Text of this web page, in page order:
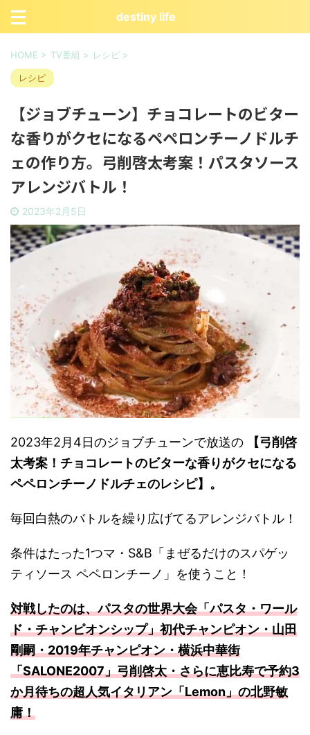
destiny life
HOME > TV番組 > レシピ >
レシピ
【ジョブチューン】チョコレートのビター
な香りがクセになるペペロンチーノドルチ
ェの作り方。弓削啓太考案！パスタソース
アレンジバトル！
2023年2月5日
2023年2月4日のジョブチューンで放送の
【弓削啓
太考案！チョコレートのビターな香りがクセになる
ペペロンチーノドルチェのレシピ】。
毎回白熱のバトルを繰り広げてるアレンジバトル！
条件はたった1つマ・S&B「まぜるだけのスパゲッ
ティソース ペペロンチーノ」を使うこと！
対戦したのは、パスタの世界大会「パスタ・ワール
ド・チャンピオンシップ」初代チャンピオン・山田
剛嗣・2019年チャンピオン・横浜中華街
「SALONE2007」弓削啓太・さらに恵比寿で予約3
か月待ちの超人気イタリアン「Lemon」の北野敏
庸！